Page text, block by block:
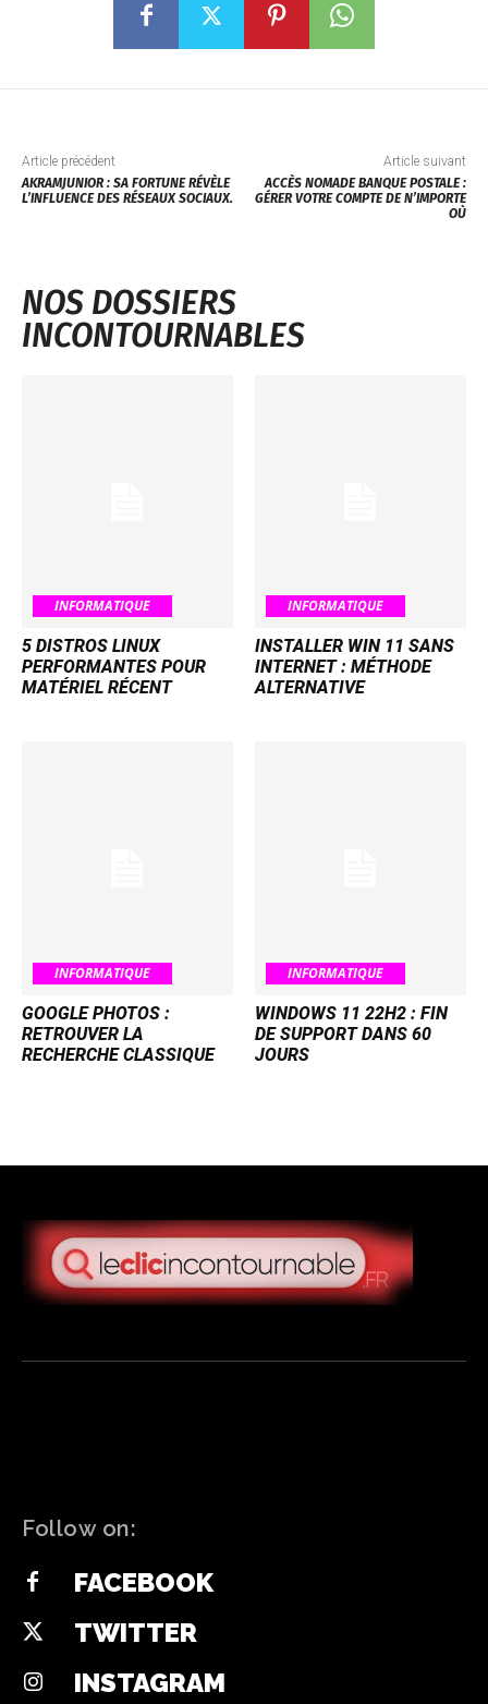
Article précédent
AKRAMJUNIOR : SA FORTUNE RÉVÈLE
L’INFLUENCE DES RÉSEAUX SOCIAUX.
Article suivant
ACCÈS NOMADE BANQUE POSTALE :
GÉRER VOTRE COMPTE DE N’IMPORTE
OÙ
NOS DOSSIERS
INCONTOURNABLES
INFORMATIQUE
5 DISTROS LINUX
PERFORMANTES POUR
MATÉRIEL RÉCENT
INFORMATIQUE
INSTALLER WIN 11 SANS
INTERNET : MÉTHODE
ALTERNATIVE
INFORMATIQUE
GOOGLE PHOTOS :
RETROUVER LA
RECHERCHE CLASSIQUE
INFORMATIQUE
WINDOWS 11 22H2 : FIN
DE SUPPORT DANS 60
JOURS
Follow on:
FACEBOOK
TWITTER
INSTAGRAM